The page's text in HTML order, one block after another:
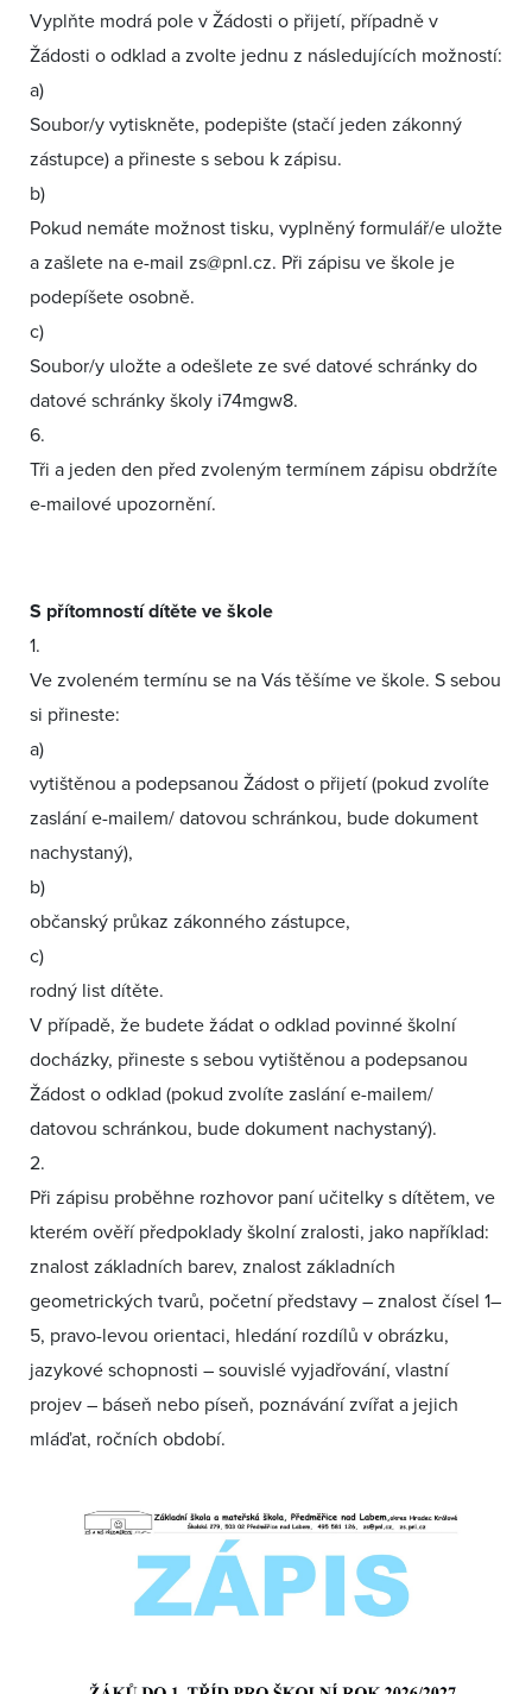
Vyplňte modrá pole v Žádosti o přijetí, případně v
Žádosti o odklad a zvolte jednu z následujících možností:
a)
Soubor/y vytiskněte, podepište (stačí jeden zákonný
zástupce) a přineste s sebou k zápisu.
b)
Pokud nemáte možnost tisku, vyplněný formulář/e uložte
a zašlete na e-mail zs@pnl.cz. Při zápisu ve škole je
podepíšete osobně.
c)
Soubor/y uložte a odešlete ze své datové schránky do
datové schránky školy i74mgw8.
6.
Tři a jeden den před zvoleným termínem zápisu obdržíte
e-mailové upozornění.
S přítomností dítěte ve škole
1.
Ve zvoleném termínu se na Vás těšíme ve škole. S sebou
si přineste:
a)
vytištěnou a podepsanou Žádost o přijetí (pokud zvolíte
zaslání e-mailem/ datovou schránkou, bude dokument
nachystaný),
b)
občanský průkaz zákonného zástupce,
c)
rodný list dítěte.
V případě, že budete žádat o odklad povinné školní
docházky, přineste s sebou vytištěnou a podepsanou
Žádost o odklad (pokud zvolíte zaslání e-mailem/
datovou schránkou, bude dokument nachystaný).
2.
Při zápisu proběhne rozhovor paní učitelky s dítětem, ve
kterém ověří předpoklady školní zralosti, jako například:
znalost základních barev, znalost základních
geometrických tvarů, početní představy – znalost čísel 1–
5, pravo-levou orientaci, hledání rozdílů v obrázku,
jazykové schopnosti – souvislé vyjadřování, vlastní
projev – báseň nebo píseň, poznávání zvířat a jejich
mláďat, ročních období.